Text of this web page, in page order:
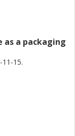
Sar Mokkapati
as a packaging
15.